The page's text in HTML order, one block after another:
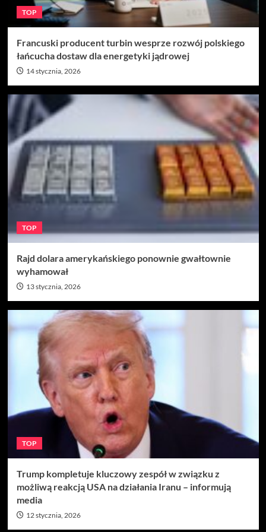
TOP
Francuski producent turbin wesprze rozwój polskiego
łańcucha dostaw dla energetyki jądrowej
14 stycznia, 2026
TOP
Rajd dolara amerykańskiego ponownie gwałtownie
wyhamował
13 stycznia, 2026
TOP
Trump kompletuje kluczowy zespół w związku z
możliwą reakcją USA na działania Iranu – informują
media
12 stycznia, 2026